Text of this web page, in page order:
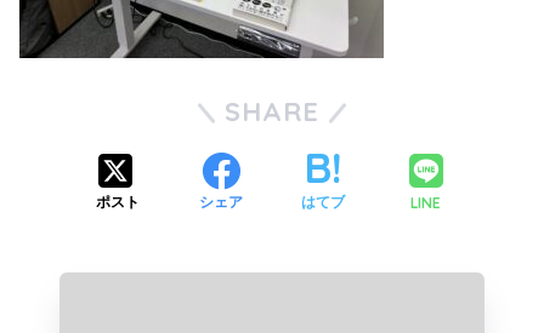
SHARE
ポスト シェア はてブ LINE